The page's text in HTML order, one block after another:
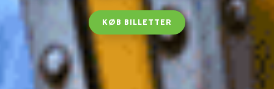
KØB BILLETTER